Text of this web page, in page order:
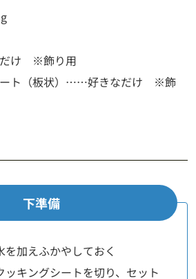
け ※飾り用
ート（板状）……好きなだけ ※飾
下準備
加えふかやしておく
ッキングシートを切り、セット